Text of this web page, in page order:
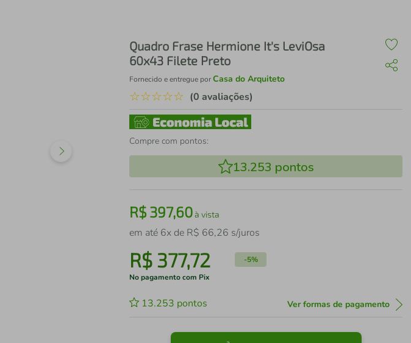
Quadro Frase Hermione It's LeviOsa
60x43 Filete Preto
Fornecido e entregue porCasa do Arquiteto
☆☆☆☆☆ (0 avaliações)
Compre com pontos:
13.253 pontos
R$397,60à vista
em até 6x de R$ 66,26 s/juros
R$ 377,72 -5%
No pagamento com Pix
13.253 pontos Ver formas de pagamento